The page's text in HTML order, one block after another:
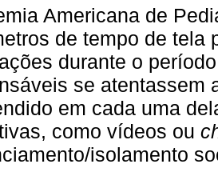
Americana de
de tempo de tela
durante o
se atentassem
em cada uma
como vídeos ou
isolamento